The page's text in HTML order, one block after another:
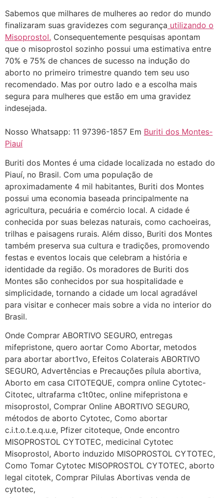
Sabemos que milhares de mulheres ao redor do mundo
finalizaram suas gravidezes com segurança utilizando o
Misoprostol. Consequentemente pesquisas apontam
que o misoprostol sozinho possui uma estimativa entre
70% e 75% de chances de sucesso na indução do
aborto no primeiro trimestre quando tem seu uso
recomendado. Mas por outro lado e a escolha mais
segura para mulheres que estão em uma gravidez
indesejada.
Nosso Whatsapp: 11 97396-1857 Em Buriti dos Montes-
Piauí
Buriti dos Montes é uma cidade localizada no estado do
Piauí, no Brasil. Com uma população de
aproximadamente 4 mil habitantes, Buriti dos Montes
possui uma economia baseada principalmente na
agricultura, pecuária e comércio local. A cidade é
conhecida por suas belezas naturais, como cachoeiras,
trilhas e paisagens rurais. Além disso, Buriti dos Montes
também preserva sua cultura e tradições, promovendo
festas e eventos locais que celebram a história e
identidade da região. Os moradores de Buriti dos
Montes são conhecidos por sua hospitalidade e
simplicidade, tornando a cidade um local agradável
para visitar e conhecer mais sobre a vida no interior do
Brasil.
Onde Comprar ABORTIVO SEGURO, entregas
mifepristone, quero aortar Como Abortar, metodos
para abortar abort1vo, Efeitos Colaterais ABORTIVO
SEGURO, Advertências e Precauções pílula abortiva,
Aborto em casa CITOTEQUE, compra online Cytotec-
Citotec, ultrafarma c1t0tec, online mifepristona e
misoprostol, Comprar Online ABORTIVO SEGURO,
métodos de aborto Cytotec, Como abortar
c.i.t.o.t.e.q.u.e, Pfizer citoteque, Onde encontro
MISOPROSTOL CYTOTEC, medicinal Cytotec
Misoprostol, Aborto induzido MISOPROSTOL CYTOTEC,
Como Tomar Cytotec MISOPROSTOL CYTOTEC, aborto
legal citotek, Comprar Pilulas Abortivas venda de
cytotec,
... (1998989**** em
http://www.proaborto.com)
"só de ter dúvida já é uma
resposta" muito isso, disse tudo
22/05/2026 16:35:20
em http://www.proaborto.com)
sozinha nao estou
22/05/2026 17:09:20
Helly
(1999997****
em http://www.proaborto.com)
Entao q seja
22/05/2026 17:09:25
G (1199866**** em
http://www.proaborto.com)
Mulheres vocês sabem dizer
começa a sair um líquido
transparente, se é normal ?
22/05/2026 17:10:05
(879121**** em
http://www.proaborto.com)
Deve ser normal
22/05/2026 17:19:15
(879121**** em
http://www.proaborto.com)